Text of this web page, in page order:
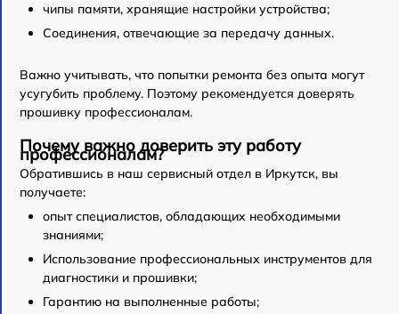
чипы памяти, хранящие настройки устройства;
Соединения, отвечающие за передачу данных.
Важно учитывать, что попытки ремонта без опыта могут
усугубить проблему. Поэтому рекомендуется доверять
прошивку профессионалам.
Почему важно доверить эту работу
профессионалам?
Обратившись в наш сервисный отдел в Иркутск, вы
получаете:
опыт специалистов, обладающих необходимыми
знаниями;
Использование профессиональных инструментов для
диагностики и прошивки;
Гарантию на выполненные работы;